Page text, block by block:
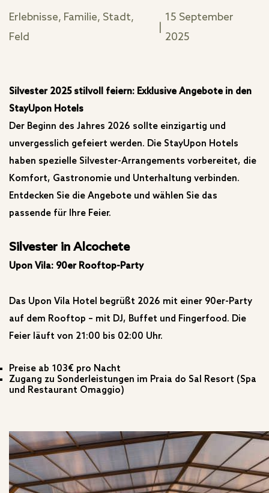
Erlebnisse, Familie, Stadt,
Feld
15 September
2025
Silvester 2025 stilvoll feiern: Exklusive Angebote in den
StayUpon Hotels
Der Beginn des Jahres 2026 sollte einzigartig und
unvergesslich gefeiert werden. Die StayUpon Hotels
haben spezielle Silvester-Arrangements vorbereitet, die
Komfort, Gastronomie und Unterhaltung verbinden.
Entdecken Sie die Angebote und wählen Sie das
passende für Ihre Feier.
Silvester in Alcochete
Upon Vila: 90er Rooftop-Party
Das Upon Vila Hotel begrüßt 2026 mit einer 90er-Party
auf dem Rooftop – mit DJ, Buffet und Fingerfood. Die
Feier läuft von 21:00 bis 02:00 Uhr.
Preise ab 103€ pro Nacht
Zugang zu Sonderleistungen im Praia do Sal Resort (Spa
und Restaurant Omaggio)